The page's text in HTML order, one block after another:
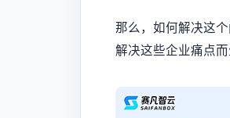
那么，如何解决这
解决这些企业痛点而